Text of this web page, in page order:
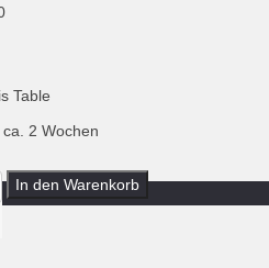
Table
2 Wochen
In den Warenkorb